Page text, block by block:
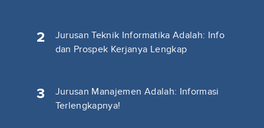
2
Jurusan Teknik Informatika Adalah: Info
dan Prospek Kerjanya Lengkap
3
Jurusan Manajemen Adalah: Informasi
Terlengkapnya!